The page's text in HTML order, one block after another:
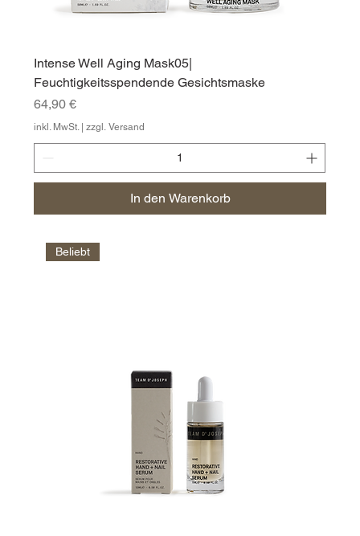
Intense Well Aging Mask05|
Feuchtigkeitsspendende Gesichtsmaske
Preis
64,90 €
inkl. MwSt.|zzgl. Versand
In den Warenkorb
Beliebt